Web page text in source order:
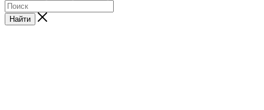
Найти